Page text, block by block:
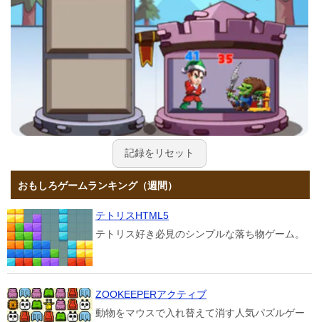
記録をリセット
おもしろゲームランキング（週間）
テトリスHTML5
テトリス好き必見のシンプルな落ち物ゲーム。
ZOOKEEPERアクティブ
動物をマウスで入れ替えて消す人気パズルゲー